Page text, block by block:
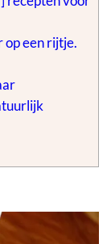
op een rijtje.